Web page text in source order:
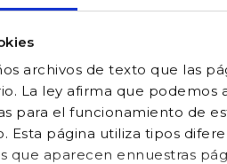
archivos de texto que las
La ley afirma que podemos
para el funcionamiento de
Esta página utiliza tipos
que aparecen ennuestras